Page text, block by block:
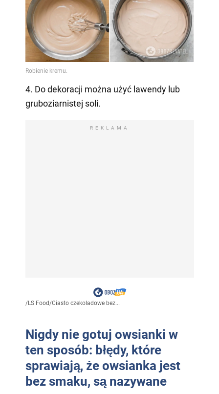
4. Do dekoracji można użyć lawendy lub
gruboziarnistej soli.
REKLAMA
/LS Food/Ciasto czekoladowe bez...
Nigdy nie gotuj owsianki w
ten sposób: błędy, które
sprawiają, że owsianka jest
bez smaku, są nazywane